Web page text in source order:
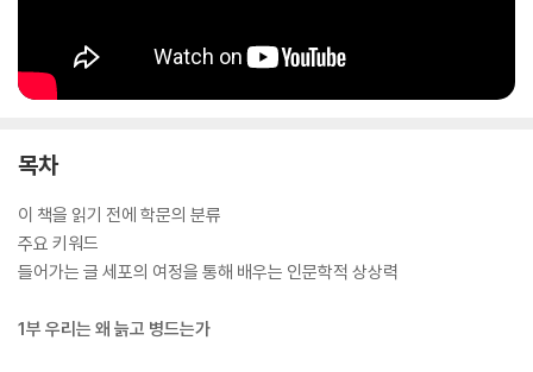
목차
이 책을 읽기 전에 학문의 분류
주요 키워드
들어가는 글 세포의 여정을 통해 배우는 인문학적 상상력
1부 우리는 왜 늙고 병드는가